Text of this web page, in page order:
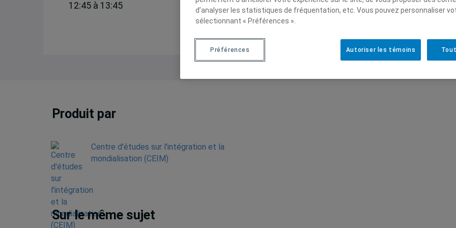
12:45 à 13:45
Produit par
Centre d'études sur l'intégration et la
mondialisation (CEIM)
Sur le même sujet
d’analyser les statistiques de fréquentation, etc. Vous pouvez personnaliser
sélectionnant « Préférences ».
Autoriser les témoins
Préférences